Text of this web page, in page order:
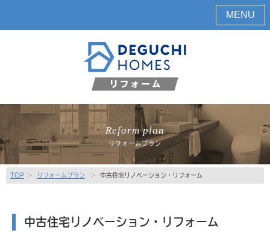
MENU
Reform plan
リフォームプラン
TOP > リフォームプラン > 中古住宅リノベーション・リフォーム
中古住宅リノベーション・リフォーム